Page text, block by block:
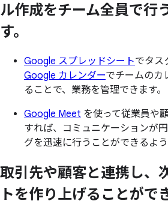
ル作成をチーム全員で行
す。
Google スプレッドシートでタス
Google カレンダーでチームのカ
ることで、業務を管理できます。
Google Meet を使って従業員や
すれば、コミュニケーションが
グを迅速に行うことができるよう
取引先や顧客と連携し、
トを作り上げる ことがで